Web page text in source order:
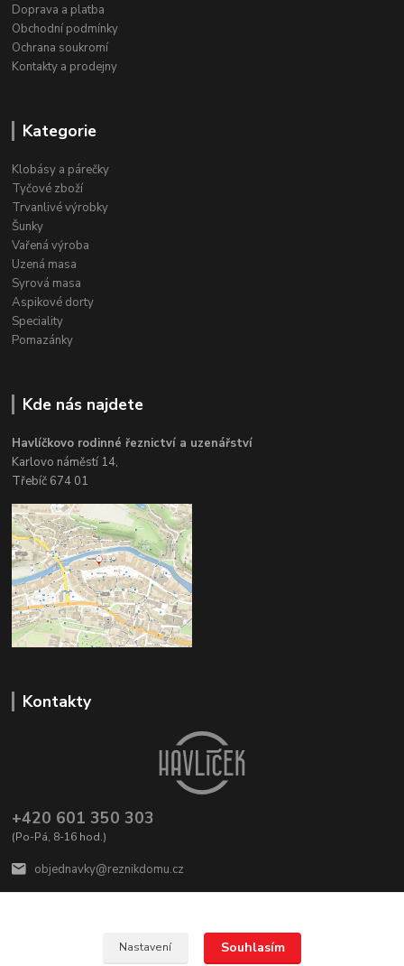
Doprava a platba
Obchodní podmínky
Ochrana soukromí
Kontakty a prodejny
Kategorie
Klobásy a párečky
Tyčové zboží
Trvanlivé výrobky
Šunky
Vařená výroba
Uzená masa
Syrová masa
Aspikové dorty
Speciality
Pomazánky
Kde nás najdete
Havlíčkovo rodinné řeznictví a uzenářství
Karlovo náměstí 14,
Třebíč 674 01
Kontakty
+420 601 350 303
(Po-Pá, 8-16 hod.)
objednavky@reznikdomu.cz
Nastavení Souhlasím